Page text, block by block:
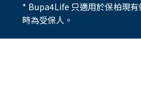
* Bupa4Life 只適用於保柏現
時為受保人。